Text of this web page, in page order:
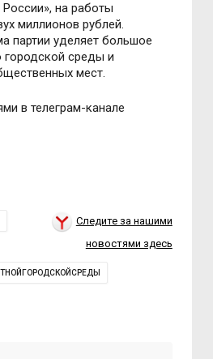
на работы
миллионов рублей.
партии уделяет большое
городской среды и
мест.
в телеграм-канале
Следите за нашими
новостями здесь